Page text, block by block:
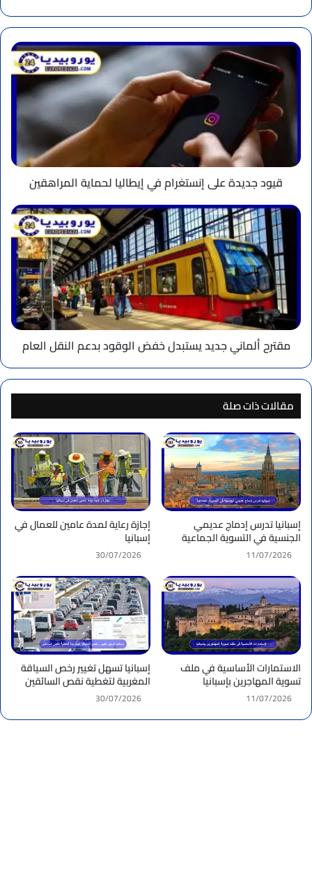
قيود
جديدة
على
إنستغرام
إيطاليا
لحماية
المراهقين
قيود جديدة على إنستغرام في إيطاليا لحماية المراهقين
مقترح
ألماني
جديد
يستبدل
خفض
الوقود
بدعم
النقل
العام
مقترح ألماني جديد يستبدل خفض الوقود بدعم النقل العام
مقالات ذات صلة
إسبانيا تدرس إدماج عديمي
الجنسية في التسوية الجماعية
11/07/2026
إجازة رعاية لمدة عامين للعمال في
إسبانيا
30/07/2026
الاستمارات الأساسية في ملف
تسوية المهاجرين بإسبانيا
11/07/2026
إسبانيا تسهل تغيير رخص السياقة
المغربية لتغطية نقص السائقين
30/07/2026